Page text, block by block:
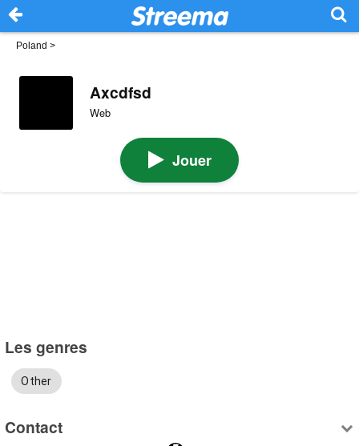
Poland >
Axcdfsd
Web
Jouer
Les genres
Other
Contact